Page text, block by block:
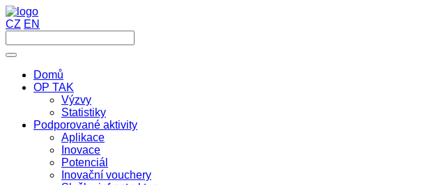
CZ EN
Domů
OP TAK
Výzvy
Statistiky
Podporované aktivity
Aplikace
Inovace
Potenciál
Inovační vouchery